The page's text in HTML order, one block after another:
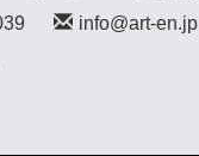
info@art-en.jp